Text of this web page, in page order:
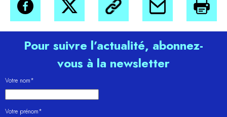
Pour suivre l’actualité, abonnez-
vous à la newsletter
Votre nom*
Votre prénom*